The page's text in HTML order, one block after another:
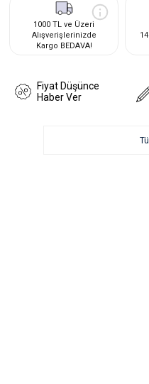
1000 TL ve Üzeri
Alışverişlerinizde
Kargo BEDAVA!
Fiyat Düşünce
Haber Ver